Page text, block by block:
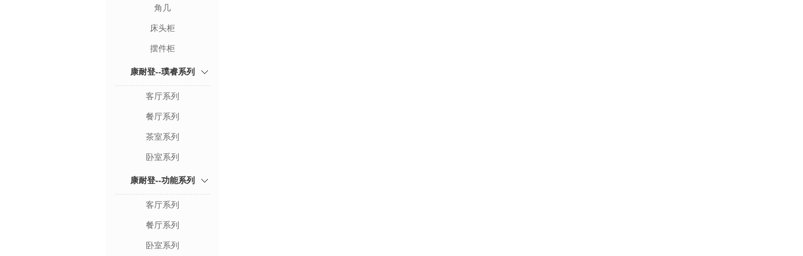
角几
床头柜
摆件柜
康耐登--璞睿系列
客厅系列
餐厅系列
茶室系列
卧室系列
康耐登--功能系列
客厅系列
餐厅系列
卧室系列